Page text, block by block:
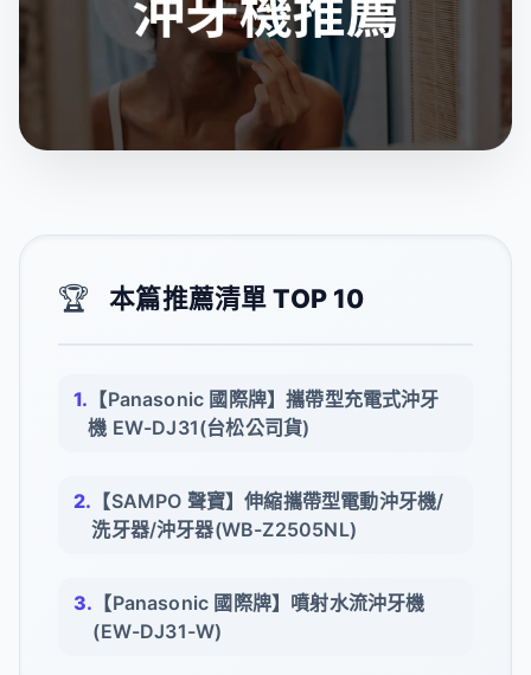
🏆 本篇推薦清單 TOP 10
【Panasonic 國際牌】攜帶型充電式沖牙
機 EW-DJ31(台松公司貨)
【SAMPO 聲寶】伸縮攜帶型電動沖牙機/
洗牙器/沖牙器(WB-Z2505NL)
【Panasonic 國際牌】噴射水流沖牙機
(EW-DJ31-W)